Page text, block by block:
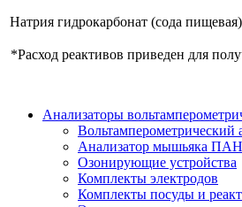
Натрия гидрокарбонат (сода
*Расход реактивов приведен для
Анализаторы
Вольтамперометрический
Анализатор мышьяка
Озонирующие устройства
Комплекты электродов
Комплекты посуды и